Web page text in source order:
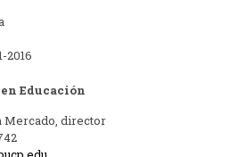
2016
Educación
Mercado, director